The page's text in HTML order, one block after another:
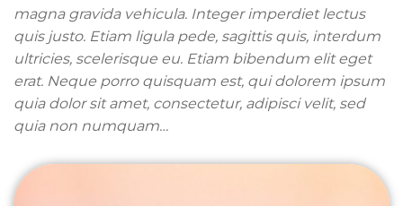
magna gravida vehicula. Integer imperdiet lectus
quis justo. Etiam ligula pede, sagittis quis, interdum
ultricies, scelerisque eu. Etiam bibendum elit eget
erat. Neque porro quisquam est, qui dolorem ipsum
quia dolor sit amet, consectetur, adipisci velit, sed
quia non numquam…